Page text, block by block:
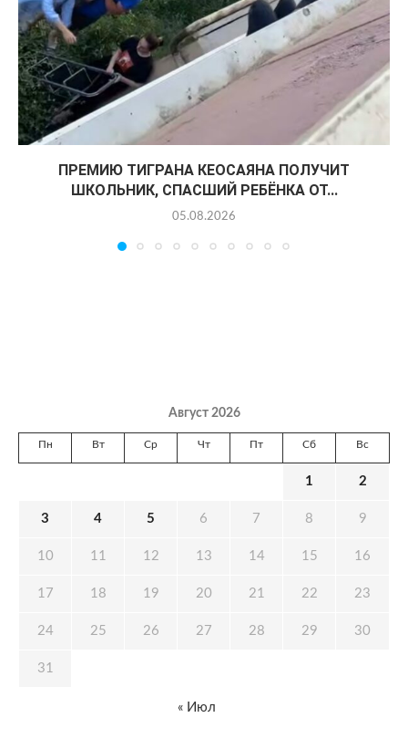
ПРЕМИЮ ТИГРАНА КЕОСАЯНА ПОЛУЧИТ
ШКОЛЬНИК, СПАСШИЙ РЕБЁНКА ОТ...
05.08.2026
Август 2026
Пн Вт Ср Чт Пт Сб Вс
1 2
3 4 5 6 7 8 9
10 11 12 13 14 15 16
17 18 19 20 21 22 23
24 25 26 27 28 29 30
31
« Июл